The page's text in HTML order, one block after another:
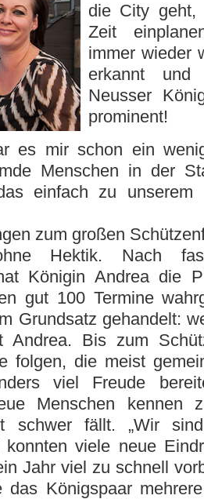
die City geht,
Zeit
immer wieder
erkannt und
Neusser
prominent!
es mir schon ein
Menschen in der
einfach zu unserem
zum großen
Hektik. Nach
Königin Andrea die
gut 100 Termine
Grundsatz gehandelt:
Andrea. Bis zum
folgen, die meist
viel Freude
Menschen kennen
schwer fällt. „Wir
konnten viele neue
Jahr viel zu schnell
das Königspaar